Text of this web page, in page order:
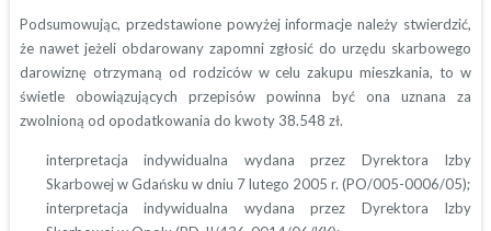
Podsumowując, przedstawione powyżej informacje należy stwierdzić,
że nawet jeżeli obdarowany zapomni zgłosić do urzędu skarbowego
darowiznę otrzymaną od rodziców w celu zakupu mieszkania, to w
świetle obowiązujących przepisów powinna być ona uznana za
zwolnioną od opodatkowania do kwoty 38.548 zł.
interpretacja indywidualna wydana przez Dyrektora Izby
Skarbowej w Gdańsku w dniu 7 lutego 2005 r. (PO/005-0006/05);
interpretacja indywidualna wydana przez Dyrektora Izby